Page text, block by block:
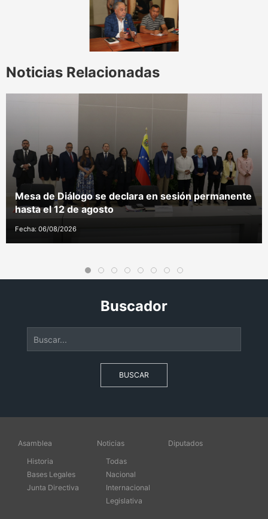
Noticias Relacionadas
Mesa de Diálogo se declara en sesión permanente
hasta el 12 de agosto
Fecha: 06/08/2026
Buscador
BUSCAR
Asamblea
Historia
Bases Legales
Junta Directiva
Noticias
Todas
Nacional
Internacional
Legislativa
Diputados